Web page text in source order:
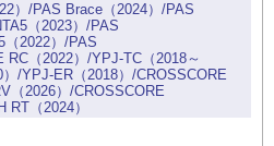
）/PAS Brace（2024）/PAS
（2023）/PAS
（2022）/PAS
RC（2022）/YPJ-TC（2018～
/YPJ-ER（2018）/CROSSCORE
（2026）/CROSSCORE
RT（2024）